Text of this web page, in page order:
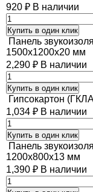
920 ₽ В наличии
Купить в один клик
Панель
1500х1200х20 мм
2,290 ₽ В наличии
Купить в один клик
Гипсокартон
1,034 ₽ В наличии
Купить в один клик
Панель
1200х800х13 мм
1,390 ₽ В наличии